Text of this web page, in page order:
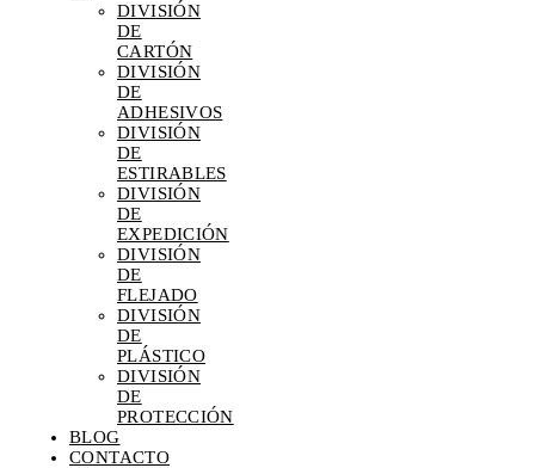
DIVISIÓN
DE
CARTÓN
DIVISIÓN
DE
ADHESIVOS
DIVISIÓN
DE
ESTIRABLES
DIVISIÓN
DE
EXPEDICIÓN
DIVISIÓN
DE
FLEJADO
DIVISIÓN
DE
PLÁSTICO
DIVISIÓN
DE
PROTECCIÓN
BLOG
CONTACTO